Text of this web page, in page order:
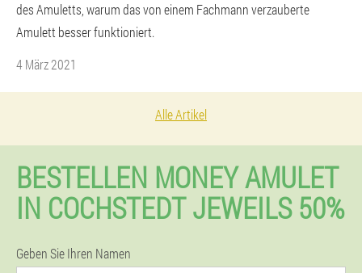
des Amuletts, warum das von einem Fachmann verzauberte
Amulett besser funktioniert.
4 März 2021
Alle Artikel
BESTELLEN MONEY AMULET
IN COCHSTEDT JEWEILS 50%
Geben Sie Ihren Namen